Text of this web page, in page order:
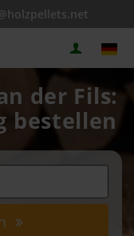
der Fils:
bestellen